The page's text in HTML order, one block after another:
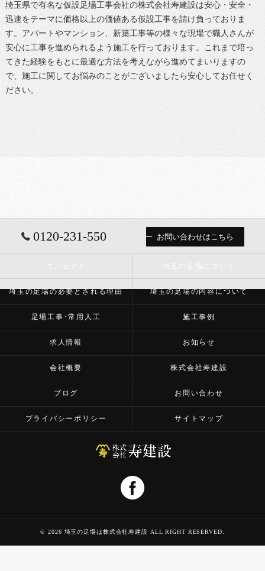
埼玉 県で有名な仮設足場工事会社の株式会社寿建設は安心・安全・
迅速をテーマに価格以上の価値ある仮設工事を請け負っておりま
す。アパートやマンション、新築工事等の様々な現場で職人さんが
安心に工事を進められるよう施工を行っております。これまで培っ
てきた経験をもとに最適な方法を考えながら進めてまいりますの
で、施工に関してお悩みのことがございましたら安心してお任せく
ださい。
0120-231-550 お問い合わせはこちら
埼玉の足場の必要とされる理由 埼玉の足場の内容について
足場工事･常用人工 施工事例
求人情報 お知らせ
会社概要 株式会社寿建設
ブログ お問い合わせ
プライバシーポリシー サイトマップ
© 2026 埼玉の足場は株式会社寿建設 ALL RIGHT RESERVED.